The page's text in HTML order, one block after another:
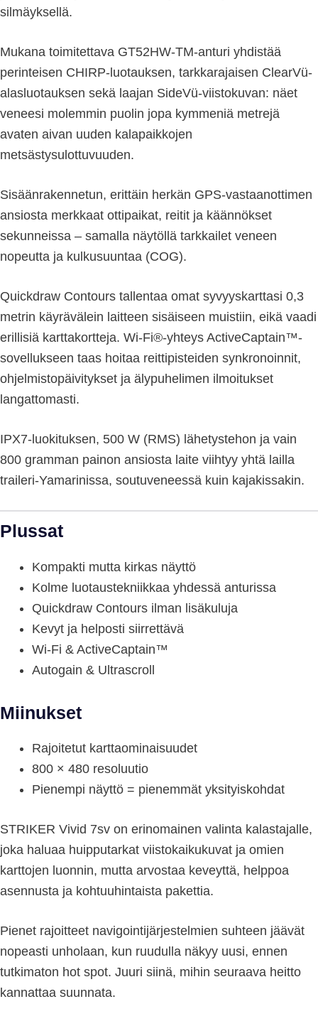
silmäyksellä.
Mukana toimitettava GT52HW-TM-anturi yhdistää
perinteisen CHIRP-luotauksen, tarkkarajaisen ClearVü-
alasluotauksen sekä laajan SideVü-viistokuvan: näet
veneesi molemmin puolin jopa kymmeniä metrejä
avaten aivan uuden kalapaikkojen
metsästysulottuvuuden.
Sisäänrakennetun, erittäin herkän GPS-vastaanottimen
ansiosta merkkaat ottipaikat, reitit ja käännökset
sekunneissa – samalla näytöllä tarkkailet veneen
nopeutta ja kulkusuuntaa (COG).
Quickdraw Contours tallentaa omat syvyyskarttasi 0,3
metrin käyrävälein laitteen sisäiseen muistiin, eikä vaadi
erillisiä karttakortteja. Wi-Fi®-yhteys ActiveCaptain™-
sovellukseen taas hoitaa reittipisteiden synkronoinnit,
ohjelmistopäivitykset ja älypuhelimen ilmoitukset
langattomasti.
IPX7-luokituksen, 500 W (RMS) lähetystehon ja vain
800 gramman painon ansiosta laite viihtyy yhtä lailla
traileri-Yamarinissa, soutuveneessä kuin kajakissakin.
Plussat
Kompakti mutta kirkas näyttö
Kolme luotaustekniikkaa yhdessä anturissa
Quickdraw Contours ilman lisäkuluja
Kevyt ja helposti siirrettävä
Wi-Fi & ActiveCaptain™
Autogain & Ultrascroll
Miinukset
Rajoitetut karttaominaisuudet
800 × 480 resoluutio
Pienempi näyttö = pienemmät yksityiskohdat
STRIKER Vivid 7sv on erinomainen valinta kalastajalle,
joka haluaa huipputarkat viistokaikukuvat ja omien
karttojen luonnin, mutta arvostaa keveyttä, helppoa
asennusta ja kohtuuhintaista pakettia.
Pienet rajoitteet navigointijärjestelmien suhteen jäävät
nopeasti unholaan, kun ruudulla näkyy uusi, ennen
tutkimaton hot spot. Juuri siinä, mihin seuraava heitto
kannattaa suunnata.